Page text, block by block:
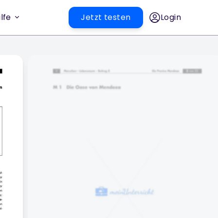
Jetzt testen Login